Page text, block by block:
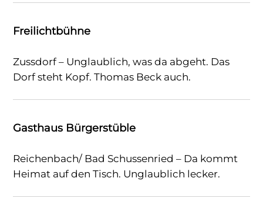
Freilichtbühne
Zussdorf – Unglaublich, was da abgeht. Das
Dorf steht Kopf. Thomas Beck auch.
Gasthaus Bürgerstüble
Reichenbach/ Bad Schussenried – Da kommt
Heimat auf den Tisch. Unglaublich lecker.